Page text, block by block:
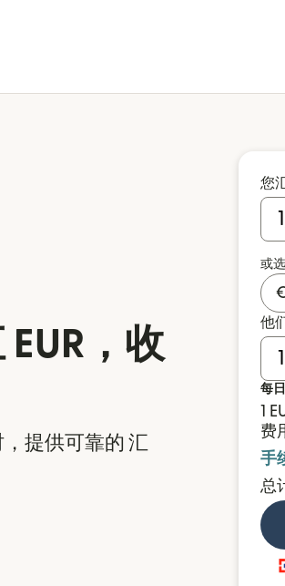
，收
提供可靠的 汇
您
或
他
每
1
费
手
总